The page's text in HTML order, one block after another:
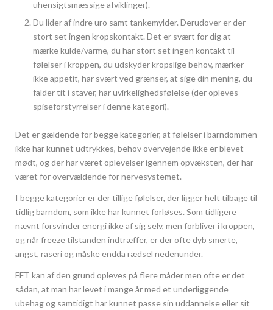
uhensigtsmæssige afviklinger).
Du lider af indre uro samt tankemylder. Derudover er der
stort set ingen kropskontakt. Det er svært for dig at
mærke kulde/varme, du har stort set ingen kontakt til
følelser i kroppen, du udskyder kropslige behov, mærker
ikke appetit, har svært ved grænser, at sige din mening, du
falder tit i staver, har uvirkelighedsfølelse (der opleves
spiseforstyrrelser i denne kategori).
Det er gældende for begge kategorier, at følelser i barndommen
ikke har kunnet udtrykkes, behov overvejende ikke er blevet
mødt, og der har været oplevelser igennem opvæksten, der har
været for overvældende for nervesystemet.
I begge kategorier er der tillige følelser, der ligger helt tilbage til
tidlig barndom, som ikke har kunnet forløses. Som tidligere
nævnt forsvinder energi ikke af sig selv, men forbliver i kroppen,
og når freeze tilstanden indtræffer, er der ofte dyb smerte,
angst, raseri og måske endda rædsel nedenunder.
FFT kan af den grund opleves på flere måder men ofte er det
sådan, at man har levet i mange år med et underliggende
ubehag og samtidigt har kunnet passe sin uddannelse eller sit